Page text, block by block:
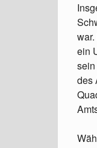
ein
des